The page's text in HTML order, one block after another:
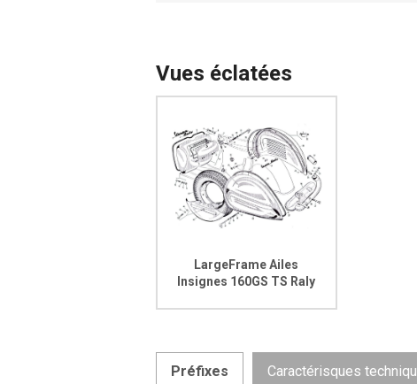
Vues éclatées
LargeFrame Ailes
Insignes 160GS TS Raly
Préfixes Caractérisques